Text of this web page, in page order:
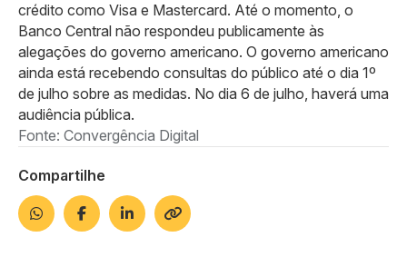
crédito como Visa e Mastercard. Até o momento, o
Banco Central não respondeu publicamente às
alegações do governo americano. O governo americano
ainda está recebendo consultas do público até o dia 1º
de julho sobre as medidas. No dia 6 de julho, haverá uma
audiência pública.
Fonte: Convergência Digital
Compartilhe